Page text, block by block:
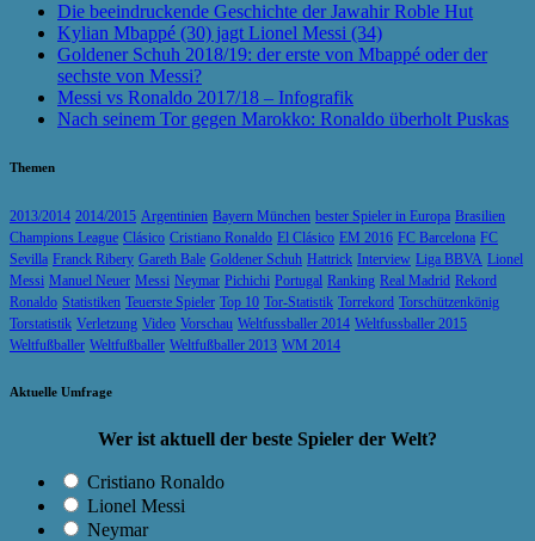
Die beeindruckende Geschichte der Jawahir Roble Hut
Kylian Mbappé (30) jagt Lionel Messi (34)
Goldener Schuh 2018/19: der erste von Mbappé oder der
sechste von Messi?
Messi vs Ronaldo 2017/18 – Infografik
Nach seinem Tor gegen Marokko: Ronaldo überholt Puskas
Themen
2013/2014 2014/2015 Argentinien Bayern München bester Spieler in Europa Brasilien
Champions League Clásico Cristiano Ronaldo El Clásico EM 2016 FC Barcelona FC
Sevilla Franck Ribery Gareth Bale Goldener Schuh Hattrick Interview Liga BBVA Lionel
Messi Manuel Neuer Messi Neymar Pichichi Portugal Ranking Real Madrid Rekord
Ronaldo Statistiken Teuerste Spieler Top 10 Tor-Statistik Torrekord Torschützenkönig
Torstatistik Verletzung Video Vorschau Weltfussballer 2014 Weltfussballer 2015
Weltfußballer Weltfußballer Weltfußballer 2013 WM 2014
Aktuelle Umfrage
Wer ist aktuell der beste Spieler der Welt?
Cristiano Ronaldo
Lionel Messi
Neymar